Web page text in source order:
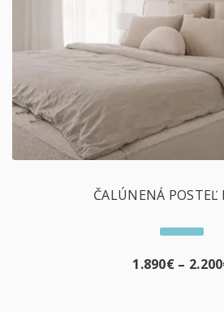
ČALÚNENÁ POSTEĽ
1.890€ – 2.200